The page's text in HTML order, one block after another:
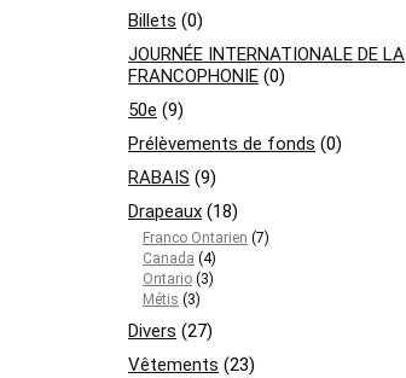
Billets (0)
JOURNÉE INTERNATIONALE DE LA
FRANCOPHONIE (0)
50e (9)
Prélèvements de fonds (0)
RABAIS (9)
Drapeaux (18)
Franco Ontarien (7)
Canada (4)
Ontario (3)
Métis (3)
Divers (27)
Vêtements (23)